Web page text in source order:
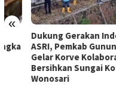
«
Dukung Gerakan Indonesia
ASRI, Pemkab Gunungkidul
Gelar Korve Kolaborasi
Bersihkan Sungai Kota
Wonosari